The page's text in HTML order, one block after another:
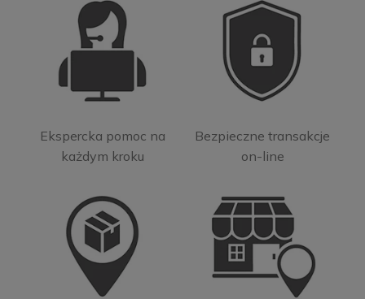
Ekspercka pomoc na
każdym kroku
Bezpieczne transakcje
on-line